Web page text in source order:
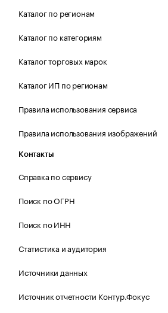
Каталог по регионам
Каталог по категориям
Каталог торговых марок
Каталог ИП по регионам
Правила использования сервиса
Правила использования изображений
Контакты
Справка по сервису
Поиск по ОГРН
Поиск по ИНН
Статистика и аудитория
Источники данных
Источник отчетности Контур.Фокус